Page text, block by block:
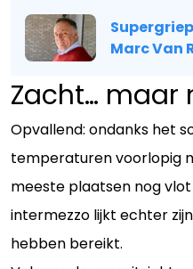
Marc Van
Zacht… maar
Opvallend: ondanks het
temperaturen voorlopig
meeste plaatsen nog
intermezzo lijkt echter
hebben bereikt.